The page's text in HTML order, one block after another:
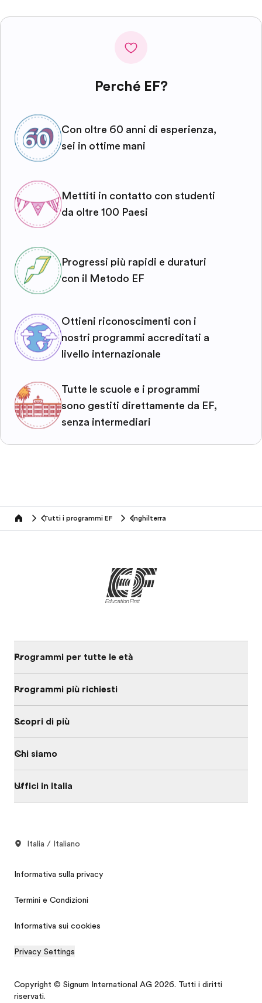
Perché EF?
Con oltre 60 anni di esperienza,
sei in ottime mani
Mettiti in contatto con studenti
da oltre 100 Paesi
Progressi più rapidi e duraturi
con il Metodo EF
Ottieni riconoscimenti con i
nostri programmi accreditati a
livello internazionale
Tutte le scuole e i programmi
sono gestiti direttamente da EF,
senza intermediari
home Tutti i programmi EF Inghilterra
Programmi per tutte le età
Programmi più richiesti
Scopri di più
Chi siamo
Uffici in Italia
Italia / Italiano
Informativa sulla privacy
Termini e Condizioni
Informativa sui cookies
Privacy Settings
Copyright © Signum International AG 2026. Tutti i diritti
riservati.